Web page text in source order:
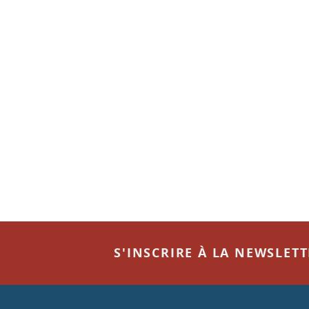
S'INSCRIRE À LA